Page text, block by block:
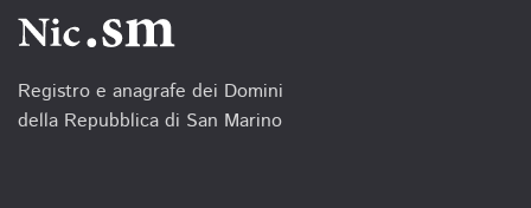
Registro e anagrafe dei Domini
della Repubblica di San Marino